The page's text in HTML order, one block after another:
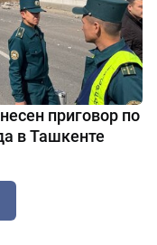
приговор по
в Ташкенте